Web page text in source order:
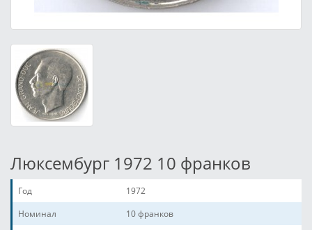
Люксембург 1972 10 франков
Год
1972
Номинал
10 франков